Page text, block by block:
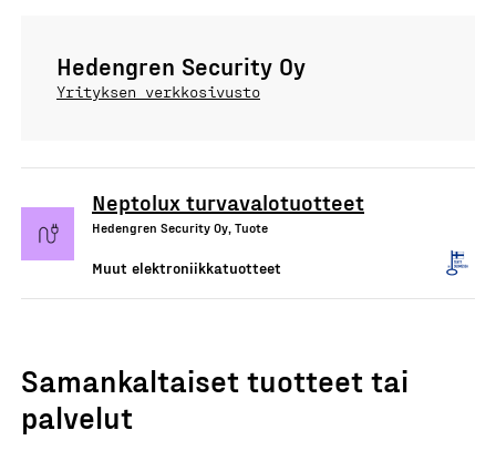
Hedengren Security Oy
Yrityksen verkkosivusto
Neptolux turvavalotuotteet
Hedengren Security Oy, Tuote
Muut elektroniikkatuotteet
Samankaltaiset tuotteet tai
palvelut